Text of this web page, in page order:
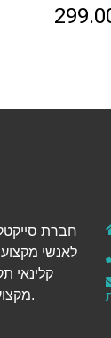
לאנשי
קלינאי
מקצוע נוספים מוצאים אצלנו את הכלים שאיתם הם עובדים יום-יום.